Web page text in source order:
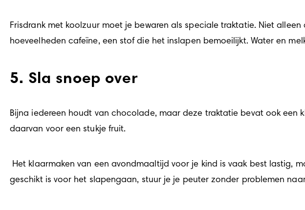
Frisdrank met koolzuur moet je bewaren als speciale traktatie. Niet
hoeveelheden cafeïne, een stof die het inslapen bemoeilijkt. Water en
5. Sla snoep over
Bijna iedereen houdt van chocolade, maar deze traktatie bevat ook een
daarvan voor een stukje fruit.
geschikt is voor het slapengaan, stuur je je peuter zonder problemen